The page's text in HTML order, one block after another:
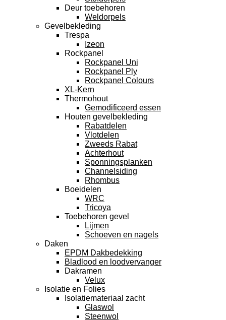
Deur toebehoren
Weldorpels
Gevelbekleding
Trespa
Izeon
Rockpanel
Rockpanel Uni
Rockpanel Ply
Rockpanel Colours
XL-Kern
Thermohout
Gemodificeerd essen
Houten gevelbekleding
Rabatdelen
Vlotdelen
Zweeds Rabat
Achterhout
Sponningsplanken
Channelsiding
Rhombus
Boeidelen
WRC
Tricoya
Toebehoren gevel
Lijmen
Schoeven en nagels
Daken
EPDM Dakbedekking
Bladlood en loodvervanger
Dakramen
Velux
Isolatie en Folies
Isolatiemateriaal zacht
Glaswol
Steenwol